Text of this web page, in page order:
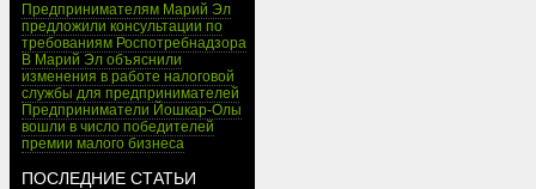
Предпринимателям Марий Эл
предложили консультации по
требованиям Роспотребнадзора
В Марий Эл объяснили
изменения в работе налоговой
службы для предпринимателей
Предприниматели Йошкар-Олы
вошли в число победителей
премии малого бизнеса
ПОСЛЕДНИЕ СТАТЬИ